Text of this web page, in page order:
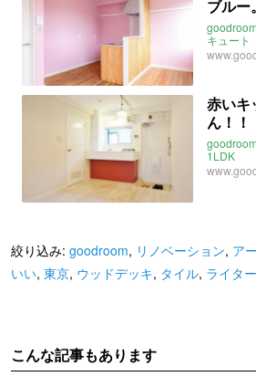
ブルー。
goodroom
キュート
赤いキ
ん！！
goodroom
1LDK
絞り込み: goodroom, リノベーション, ア
いい, 東京, ウッドデッキ, タイル, ライタ
こんな記事もあります